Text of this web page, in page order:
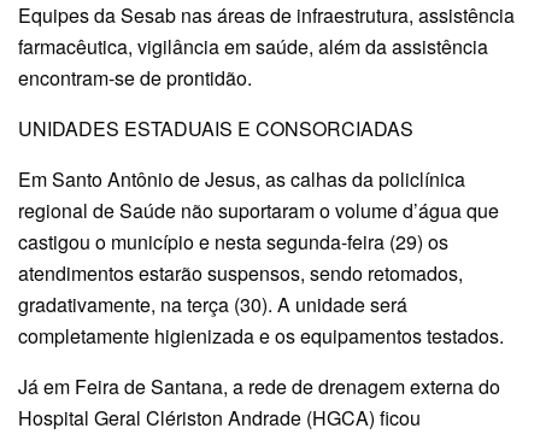
Equipes da Sesab nas áreas de infraestrutura, assistência
farmacêutica, vigilância em saúde, além da assistência
encontram-se de prontidão.
UNIDADES ESTADUAIS E CONSORCIADAS
Em Santo Antônio de Jesus, as calhas da policlínica
regional de Saúde não suportaram o volume d’água que
castigou o município e nesta segunda-feira (29) os
atendimentos estarão suspensos, sendo retomados,
gradativamente, na terça (30). A unidade será
completamente higienizada e os equipamentos testados.
Já em Feira de Santana, a rede de drenagem externa do
Hospital Geral Clériston Andrade (HGCA) ficou